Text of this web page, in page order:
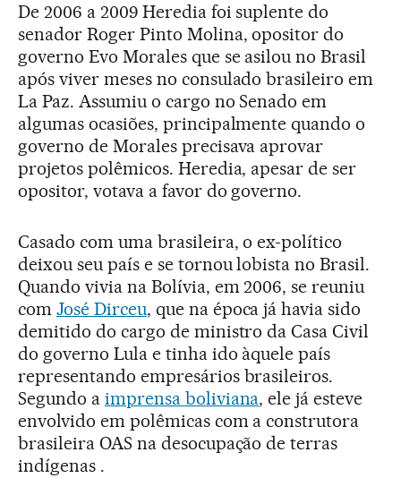
De 2006 a 2009 Heredia foi suplente do
senador Roger Pinto Molina, opositor do
governo Evo Morales que se asilou no Brasil
após viver meses no consulado brasileiro em
La Paz. Assumiu o cargo no Senado em
algumas ocasiões, principalmente quando o
governo de Morales precisava aprovar
projetos polêmicos. Heredia, apesar de ser
opositor, votava a favor do governo.
Casado com uma brasileira, o ex-político
deixou seu país e se tornou lobista no Brasil.
Quando vivia na Bolívia, em 2006, se reuniu
com José Dirceu, que na época já havia sido
demitido do cargo de ministro da Casa Civil
do governo Lula e tinha ido àquele país
representando empresários brasileiros.
Segundo a imprensa boliviana, ele já esteve
envolvido em polêmicas com a construtora
brasileira OAS na desocupação de terras
indígenas .